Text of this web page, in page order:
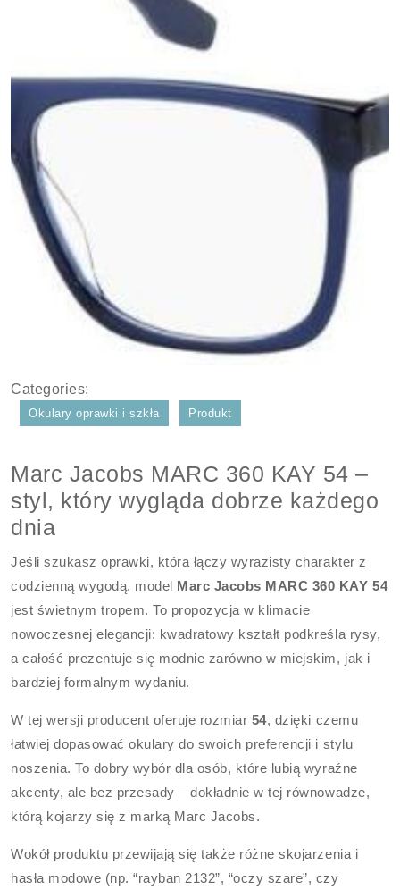
Categories:
Okulary oprawki i szkła Produkt
Marc Jacobs MARC 360 KAY 54 –
styl, który wygląda dobrze każdego
dnia
Jeśli szukasz oprawki, która łączy wyrazisty charakter z
codzienną wygodą, model Marc Jacobs MARC 360 KAY 54
jest świetnym tropem. To propozycja w klimacie
nowoczesnej elegancji: kwadratowy kształt podkreśla rysy,
a całość prezentuje się modnie zarówno w miejskim, jak i
bardziej formalnym wydaniu.
W tej wersji producent oferuje rozmiar 54, dzięki czemu
łatwiej dopasować okulary do swoich preferencji i stylu
noszenia. To dobry wybór dla osób, które lubią wyraźne
akcenty, ale bez przesady – dokładnie w tej równowadze,
którą kojarzy się z marką Marc Jacobs.
Wokół produktu przewijają się także różne skojarzenia i
hasła modowe (np. “rayban 2132”, “oczy szare”, czy